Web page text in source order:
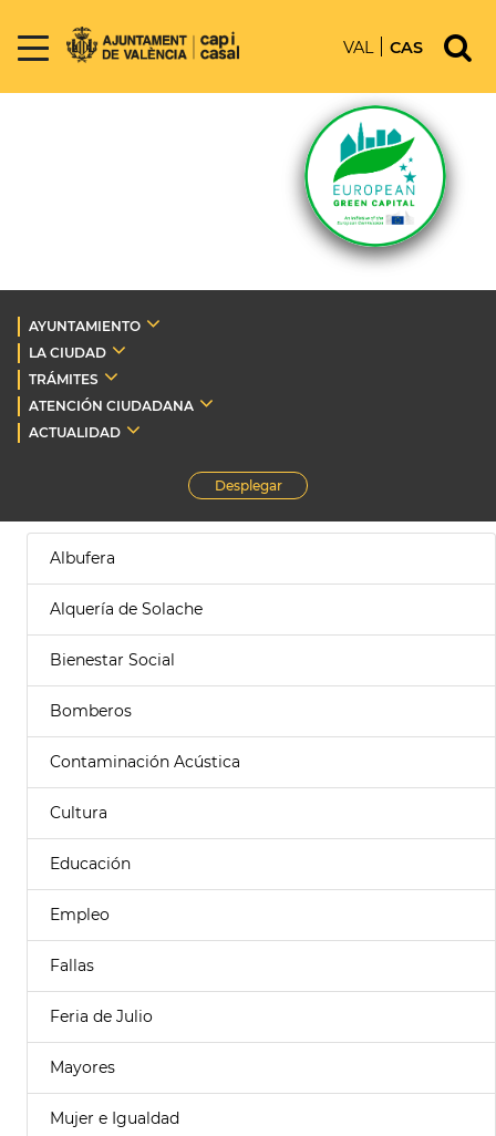
VAL CAS
AYUNTAMIENTO
LA CIUDAD
TRÁMITES
ATENCIÓN CIUDADANA
ACTUALIDAD
Desplegar
Albufera
Alquería de Solache
Bienestar Social
Bomberos
Contaminación Acústica
Cultura
Educación
Empleo
Fallas
Feria de Julio
Mayores
Mujer e Igualdad